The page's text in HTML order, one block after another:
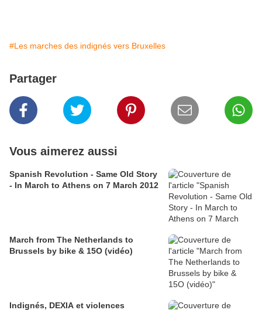
#Les marches des indignés vers Bruxelles
Partager
Vous aimerez aussi
Spanish Revolution - Same Old Story
- In March to Athens on 7 March 2012
March from The Netherlands to
Brussels by bike & 15O (vidéo)
Indignés, DEXIA et violences